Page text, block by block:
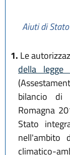
Aiuti di
1. Le
della
bilancio di
Romagna
Stato
nell'ambito
climatico-